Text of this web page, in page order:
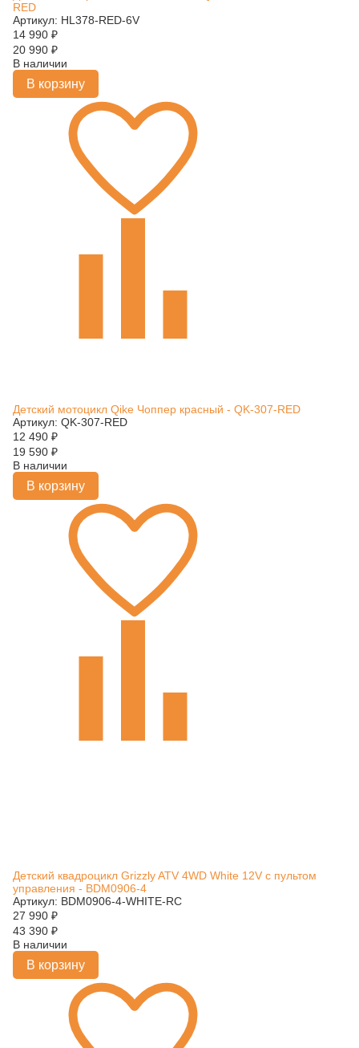
RED
Артикул: HL378-RED-6V
14 990 ₽
20 990 ₽
В наличии
В корзину
Детский мотоцикл Qike Чоппер красный - QK-307-RED
Артикул: QK-307-RED
12 490 ₽
19 590 ₽
В наличии
В корзину
Детский квадроцикл Grizzly ATV 4WD White 12V с пультом
управления - BDM0906-4
Артикул: BDM0906-4-WHITE-RC
27 990 ₽
43 390 ₽
В наличии
В корзину